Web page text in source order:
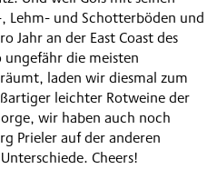
Lehm- und Schotterböden und
Jahr an der East Coast des
ungefähr die meisten
laden wir diesmal zum
leichter Rotweine der
wir haben auch noch
Prieler auf der anderen
Cheers!